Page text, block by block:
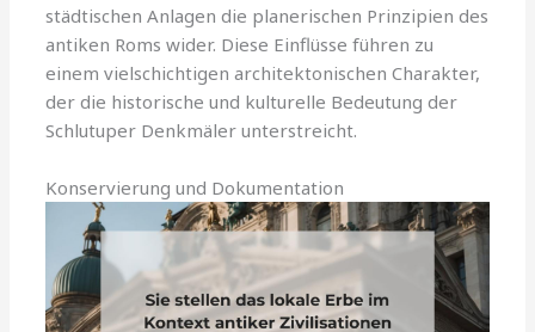
städtischen Anlagen die planerischen Prinzipien des
antiken Roms wider. Diese Einflüsse führen zu
einem vielschichtigen architektonischen Charakter,
der die historische und kulturelle Bedeutung der
Schlutuper Denkmäler unterstreicht.
Konservierung und Dokumentation